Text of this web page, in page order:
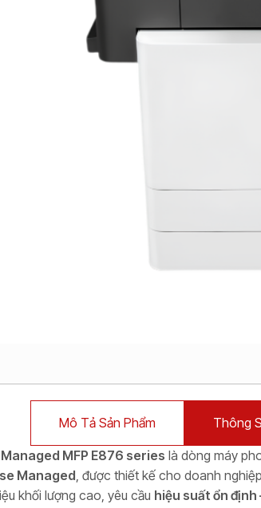
Mô Tả Sản Phẩm Thông
MFP E876 series là dòng máy
Managed, được thiết kế cho doanh
khối lượng cao, yêu cầu hiệu suất ổn